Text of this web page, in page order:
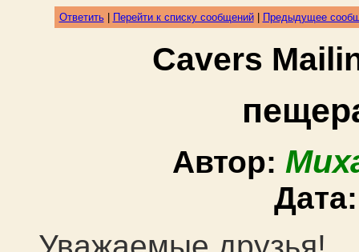
Ответить| Перейти к списку сообщений| Предыдущее
Cavers
Автор: